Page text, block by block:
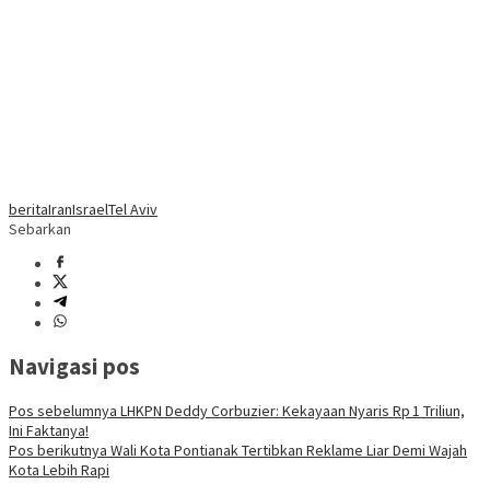
beritaIranIsraelTel Aviv
Sebarkan
Navigasi pos
Pos sebelumnya LHKPN Deddy Corbuzier: Kekayaan Nyaris Rp 1 Triliun,
Ini Faktanya!
Pos berikutnya Wali Kota Pontianak Tertibkan Reklame Liar Demi Wajah
Kota Lebih Rapi